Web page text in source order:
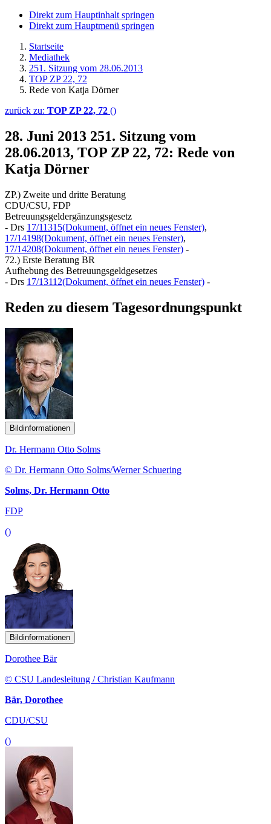
Direkt zum Hauptinhalt springen
Direkt zum Hauptmenü springen
Startseite
Mediathek
251. Sitzung vom 28.06.2013
TOP ZP 22, 72
Rede von Katja Dörner
zurück zu: TOP ZP 22, 72 ()
28. Juni 2013 251. Sitzung vom
28.06.2013, TOP ZP 22, 72: Rede von
Katja Dörner
ZP.) Zweite und dritte Beratung
CDU/CSU, FDP
Betreuungsgeldergänzungsgesetz
- Drs 17/11315(Dokument, öffnet ein neues Fenster),
17/14198(Dokument, öffnet ein neues Fenster),
17/14208(Dokument, öffnet ein neues Fenster) -
72.) Erste Beratung BR
Aufhebung des Betreuungsgeldgesetzes
- Drs 17/13112(Dokument, öffnet ein neues Fenster) -
Reden zu diesem Tagesordnungspunkt
Bildinformationen
Dr. Hermann Otto Solms
© Dr. Hermann Otto Solms/Werner Schuering
Solms, Dr. Hermann Otto
FDP
()
Bildinformationen
Dorothee Bär
© CSU Landesleitung / Christian Kaufmann
Bär, Dorothee
CDU/CSU
()